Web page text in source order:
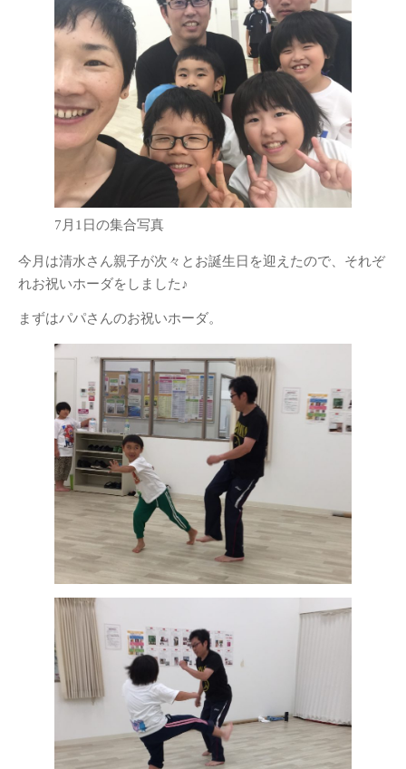
7月1日の集合写真
今月は清水さん親子が次々とお誕生日を迎えたので、それぞ
れお祝いホーダをしました♪
まずはパパさんのお祝いホーダ。